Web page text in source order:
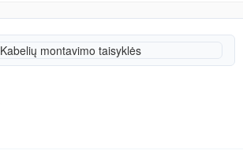
Kabelių montavimo taisyklės